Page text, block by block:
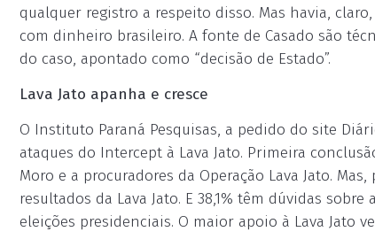
qualquer registro a respeito disso. Mas havia,
com dinheiro brasileiro. A fonte de Casado são
do caso, apontado como “decisão de Estado”.
Lava Jato apanha e cresce
O Instituto Paraná Pesquisas, a pedido do site
ataques do Intercept à Lava Jato. Primeira
Moro e a procuradores da Operação Lava Jato.
resultados da Lava Jato. E 38,1% têm dúvidas
eleições presidenciais. O maior apoio à Lava Jato